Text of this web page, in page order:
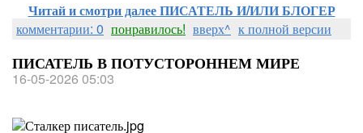
Читай и смотри далее ПИСАТЕЛЬ И/ИЛИ БЛОГЕР
комментарии: 0 понравилось! вверх^ к полной версии
ПИСАТЕЛЬ В ПОТУСТОРОННЕМ МИРЕ
16-05-2026 05:03